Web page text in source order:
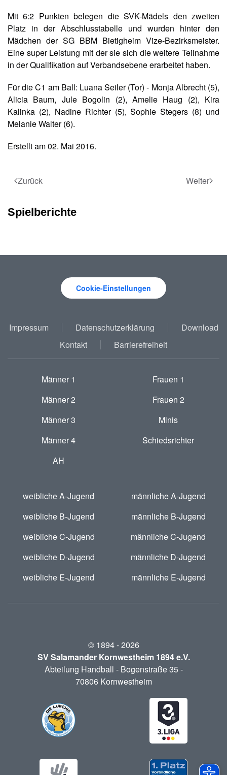
Mit 6:2 Punkten belegen die SVK-Mädels den zweiten
Platz in der Abschlusstabelle und wurden hinter den
Mädchen der SG BBM Bietigheim Vize-Bezirksmeister.
Eine super Leistung mit der sie sich die weitere Teilnahme
in der Qualifikation auf Verbandsebene erarbeitet haben.
Für die C1 am Ball: Luana Seiler (Tor) - Monja Albrecht (5),
Alicia Baum, Jule Bogolin (2), Amelie Haug (2), Kira
Kalinka (2), Nadine Richter (5), Sophie Stegers (8) und
Melanie Walter (6).
Erstellt am02. Mai 2016.
Zurück Weiter
Spielberichte
Cookie-Einstellungen
Impressum Datenschutzerklärung
Download
Kontakt
Barrierefreiheit
Männer 1
Männer 2
Männer 3
Männer 4
AH
Frauen 1
Frauen 2
Minis
Schiedsrichter
weibliche A-Jugend
weibliche B-Jugend
weibliche C-Jugend
weibliche D-Jugend
weibliche E-Jugend
männliche A-Jugend
männliche B-Jugend
männliche C-Jugend
männliche D-Jugend
männliche E-Jugend
© 1894 -2026
SV Salamander Kornwestheim 1894 e.V.
Abteilung Handball - Bogenstraße 35 -
70806 Kornwestheim